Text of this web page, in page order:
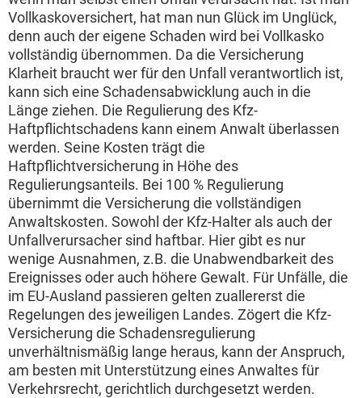
Vollkaskoversichert, hat man nun Glück im Unglück,
denn auch der eigene Schaden wird bei Vollkasko
vollständig übernommen. Da die Versicherung
Klarheit braucht wer für den Unfall verantwortlich ist,
kann sich eine Schadensabwicklung auch in die
Länge ziehen. Die Regulierung des Kfz-
Haftpflichtschadens kann einem Anwalt überlassen
werden. Seine Kosten trägt die
Haftpflichtversicherung in Höhe des
Regulierungsanteils. Bei 100 % Regulierung
übernimmt die Versicherung die vollständigen
Anwaltskosten. Sowohl der Kfz-Halter als auch der
Unfallverursacher sind haftbar. Hier gibt es nur
wenige Ausnahmen, z.B. die Unabwendbarkeit des
Ereignisses oder auch höhere Gewalt. Für Unfälle, die
im EU-Ausland passieren gelten zuallererst die
Regelungen des jeweiligen Landes. Zögert die Kfz-
Versicherung die Schadensregulierung
unverhältnismäßig lange heraus, kann der Anspruch,
am besten mit Unterstützung eines Anwaltes für
Verkehrsrecht, gerichtlich durchgesetzt werden.